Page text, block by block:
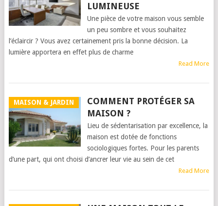
LUMINEUSE
Une pièce de votre maison vous semble
un peu sombre et vous souhaitez
l’éclaircir ? Vous avez certainement pris la bonne décision. La
lumière apportera en effet plus de charme
Read More
MAISON & JARDIN
COMMENT PROTÉGER SA
MAISON ?
Lieu de sédentarisation par excellence, la
maison est dotée de fonctions
sociologiques fortes. Pour les parents
d’une part, qui ont choisi d’ancrer leur vie au sein de cet
Read More